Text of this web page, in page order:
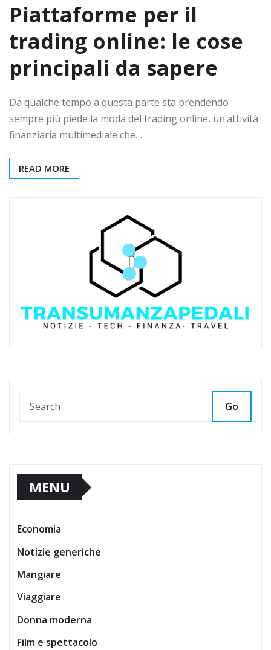
Piattaforme per il
trading online: le cose
principali da sapere
Da qualche tempo a questa parte sta prendendo
sempre più piede la moda del trading online, un’attività
finanziaria multimediale che…
READ MORE
Go
MENU
Economia
Notizie generiche
Mangiare
Viaggiare
Donna moderna
Film e spettacolo